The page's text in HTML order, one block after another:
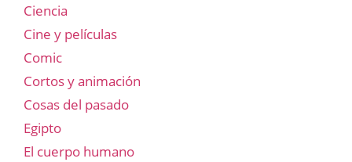
Ciencia
Cine y películas
Comic
Cortos y animación
Cosas del pasado
Egipto
El cuerpo humano